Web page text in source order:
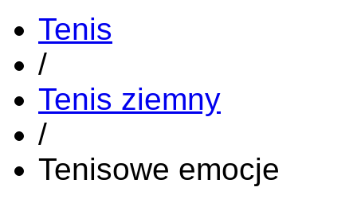
Tenis
/
Tenis ziemny
/
Tenisowe emocje